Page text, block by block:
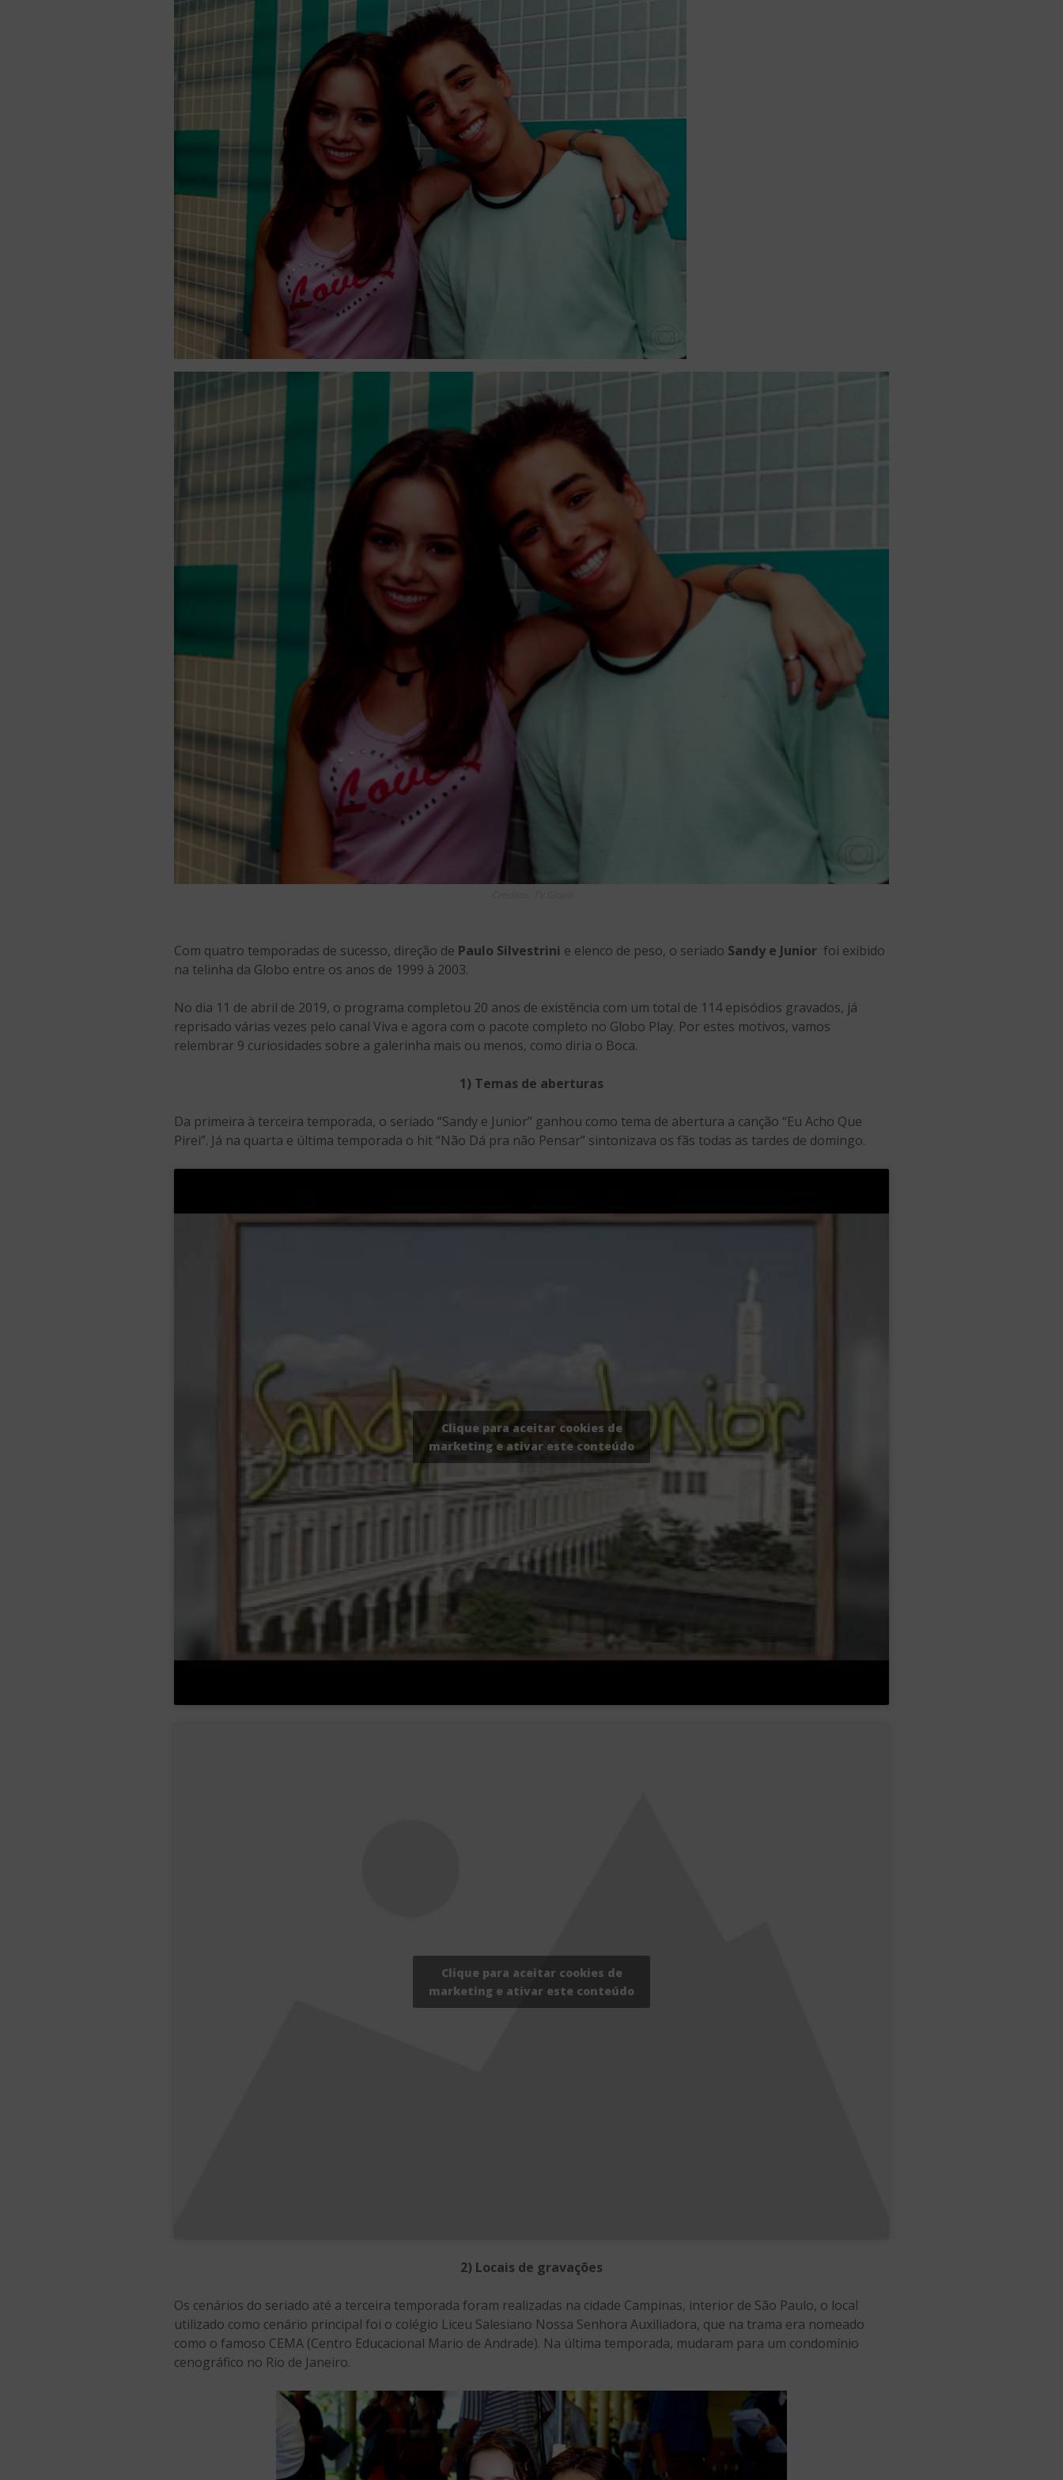
Com quatro temporadas de sucesso, direção de Paulo Silvestrini e elenco de peso, o seriado Sandy e Junior foi exibido
na telinha da Globo entre os anos de 1999 à 2003.
No dia 11 de abril de 2019, o programa completou 20 anos de existência com um total de 114 episódios gravados, já
reprisado várias vezes pelo canal Viva e agora com o pacote completo no Globo Play. Por estes motivos, vamos
relembrar 9 curiosidades sobre a galerinha mais ou menos, como diria o Boca.
1) Temas de aberturas
Da primeira à terceira temporada, o seriado “Sandy e Junior” ganhou como tema de abertura a canção “Eu Acho Que
Pirei”. Já na quarta e última temporada o hit “Não Dá pra não Pensar” sintonizava os fãs todas as tardes de domingo.
Clique para aceitar cookies de
marketing e ativar este conteúdo
Clique para aceitar cookies de
marketing e ativar este conteúdo
2) Locais de gravações
Os cenários do seriado até a terceira temporada foram realizadas na cidade Campinas, interior de São Paulo, o local
utilizado como cenário principal foi o colégio Liceu Salesiano Nossa Senhora Auxiliadora, que na trama era nomeado
como o famoso CEMA (Centro Educacional Mario de Andrade). Na última temporada, mudaram para um condomínio
cenográfico no Rio de Janeiro.